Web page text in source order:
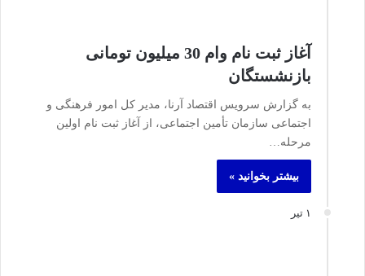
آغاز ثبت نام وام 30 میلیون تومانی
بازنشستگان
به گزارش سرویس اقتصاد آرنا، مدیر کل امور فرهنگی و
اجتماعی سازمان تأمین‌ اجتماعی، از آغاز ثبت‌ نام اولین
مرحله…
بیشتر بخوانید »
۱ تیر